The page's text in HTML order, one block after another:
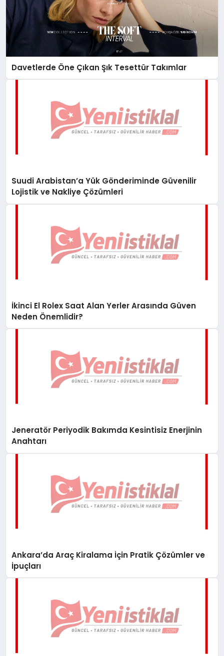
Davetlerde Öne Çıkan Şık Tesettür Takımlar
Suudi Arabistan’a Yük Gönderiminde Güvenilir
Lojistik ve Nakliye Çözümleri
İkinci El Rolex Saat Alan Yerler Arasında Güven
Neden Önemlidir?
Jeneratör Periyodik Bakımda Kesintisiz Enerjinin
Anahtarı
Ankara’da Araç Kiralama İçin Pratik Çözümler ve
İpuçları